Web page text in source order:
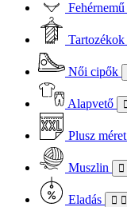
Fehérnemű
Tartozékok
Női cipők
Alapvető
Plusz méret
Muszlin
Eladás